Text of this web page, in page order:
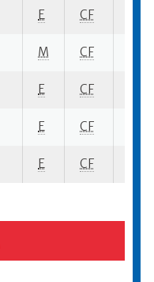
E CF
M CF
E CF
E CF
E CF